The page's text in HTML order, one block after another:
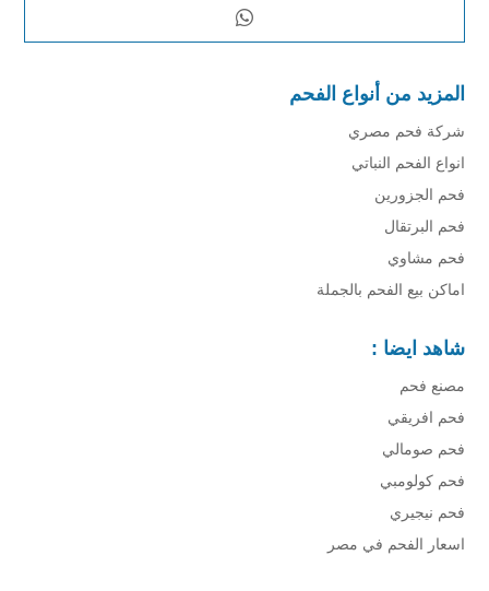
المزيد من أنواع الفحم
شركة فحم مصري
انواع الفحم النباتي
فحم الجزورين
فحم البرتقال
فحم مشاوي
اماكن بيع الفحم بالجملة
شاهد ايضا :
مصنع فحم
فحم افريقي
فحم صومالي
فحم كولومبي
فحم نيجيري
اسعار الفحم في مصر